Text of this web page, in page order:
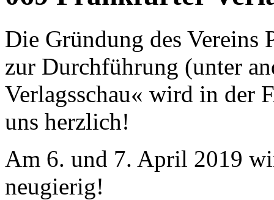
Die Gründung des
zur Durchführung (unter
Verlagsschau« wird in der
uns herzlich!
Am 6. und 7. April 2019
neugierig!